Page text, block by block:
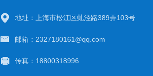
地址：上海市松江区虬泾路389弄103号
邮箱：2327180161@qq.com
传真：18800318996